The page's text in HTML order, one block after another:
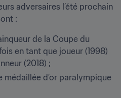
adversaires l’été prochain
:
de la Coupe du
en tant que joueur (1998)
(2018) ;
médaillée d’or paralympique